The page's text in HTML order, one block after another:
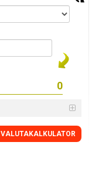
VALUTAKALKULATOR